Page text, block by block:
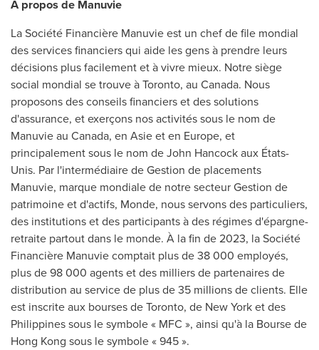
À propos de Manuvie
La Société Financière Manuvie est un chef de file mondial
des services financiers qui aide les gens à prendre leurs
décisions plus facilement et à vivre mieux. Notre siège
social mondial se trouve àToronto, au Canada. Nous
proposons des conseils financiers et des solutions
d'assurance, et exerçons nos activités sous le nom de
Manuvie au Canada, en Asie et en Europe, et
principalement sous le nom de John Hancock aux États-
Unis. Par l'intermédiaire deGestion de placements
Manuvie, marque mondiale de notre secteurGestion de
patrimoine et d'actifs, Monde, nous servons des particuliers,
des institutions et des participants à des régimes d'épargne-
retraite partout dans le monde. À la fin de 2023, la Société
Financière Manuvie comptait plus de 38 000 employés,
plus de 98 000 agents et des milliers de partenaires de
distribution au service de plus de 35 millions de clients. Elle
est inscrite aux bourses deToronto, de New Yorket des
Philippinessous le symbole « MFC », ainsi qu'à la Bourse de
Hong Kong sous le symbole « 945 ».